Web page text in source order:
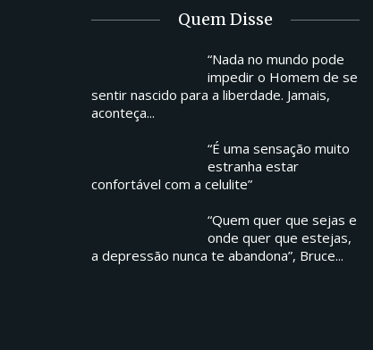
Quem Disse
“Nada no mundo pode
impedir o Homem de se
sentir nascido para a liberdade. Jamais,
aconteça...
“É uma sensação muito
estranha estar
confortável com a celulite”
“Quem quer que sejas e
onde quer que estejas,
a depressão nunca te abandona”, Bruce...